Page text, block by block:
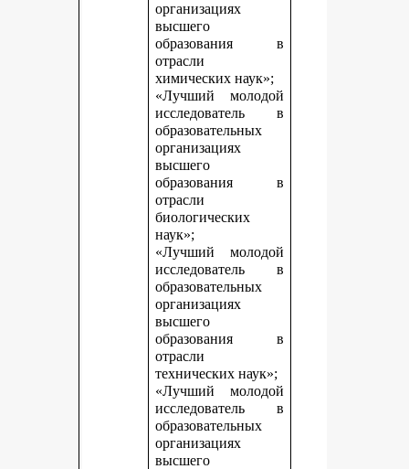
организациях
высшего
образования в
отрасли
химических наук»;
«Лучший молодой
исследователь в
образовательных
организациях
высшего
образования в
отрасли
биологических
наук»;
«Лучший молодой
исследователь в
образовательных
организациях
высшего
образования в
отрасли
технических наук»;
«Лучший молодой
исследователь в
образовательных
организациях
высшего